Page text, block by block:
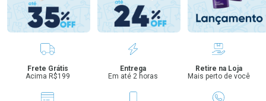
Benefícios
Frete Grátis
Acima R$199
Entrega
Em até 2 horas
Retire na Loja
Mais perto de você